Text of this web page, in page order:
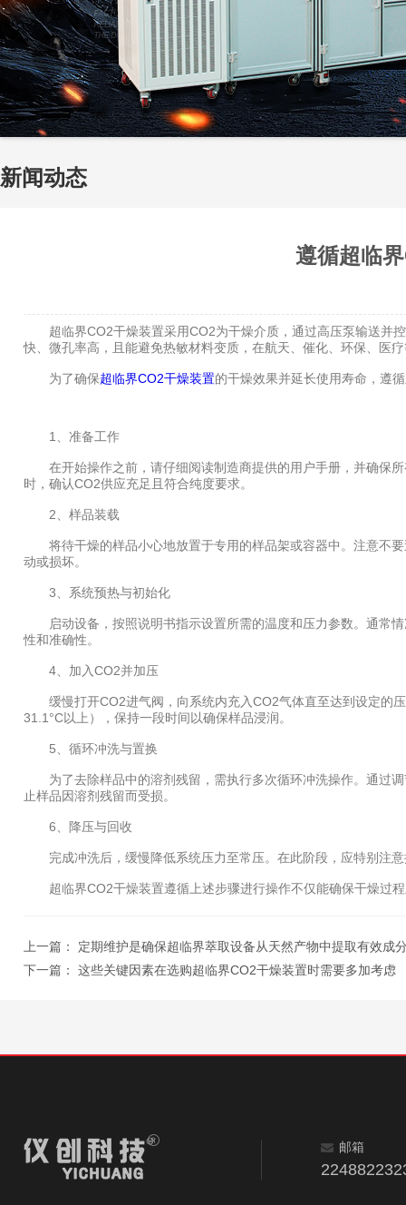
新闻动态
遵循超临
超临界CO2干燥装置采用CO2为干燥介质，通过高压泵输送并控
快、微孔率高，且能避免热敏材料变质，在航天、催化、环保、医
为了确保超临界CO2干燥装置的干燥效果并延长使用寿命，遵
1、准备工作
在开始操作之前，请仔细阅读制造商提供的用户手册，并确保所
时，确认CO2供应充足且符合纯度要求。
2、样品装载
将待干燥的样品小心地放置于专用的样品架或容器中。注意不要
动或损坏。
3、系统预热与初始化
启动设备，按照说明书指示设置所需的温度和压力参数。通常情
性和准确性。
4、加入CO2并加压
缓慢打开CO2进气阀，向系统内充入CO2气体直至达到设定的压
31.1°C以上），保持一段时间以确保样品浸润。
5、循环冲洗与置换
为了去除样品中的溶剂残留，需执行多次循环冲洗操作。通过调
止样品因溶剂残留而受损。
6、降压与回收
完成冲洗后，缓慢降低系统压力至常压。在此阶段，应特别注意
超临界CO2干燥装置遵循上述步骤进行操作不仅能确保干燥过程
上一篇： 定期维护是确保超临界萃取设备从天然产物中提取有效成
下一篇： 这些关键因素在选购超临界CO2干燥装置时需要多加考虑
邮箱